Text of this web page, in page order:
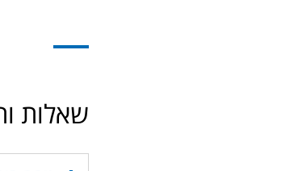
שאלות